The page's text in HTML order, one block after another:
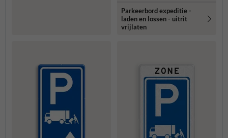
Parkeerbord expeditie -
laden en lossen - uitrit
vrijlaten